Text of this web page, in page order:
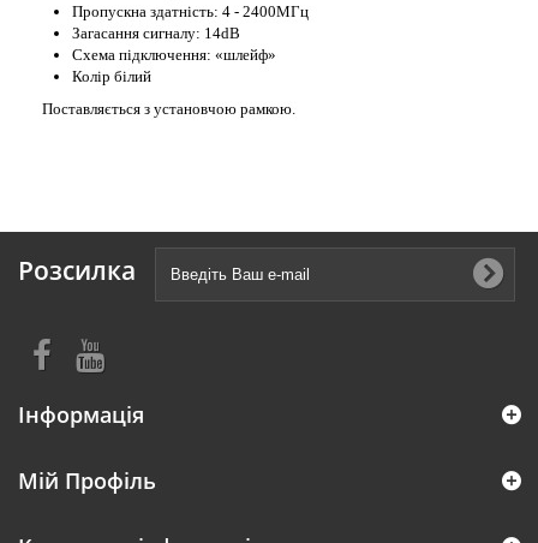
Пропускна здатність: 4 - 2400МГц
Загасання сигналу: 14dB
Схема підключення: «шлейф»
Колір білий
Поставляється з установчою рамкою.
Розсилка
Інформація
Мій Профіль